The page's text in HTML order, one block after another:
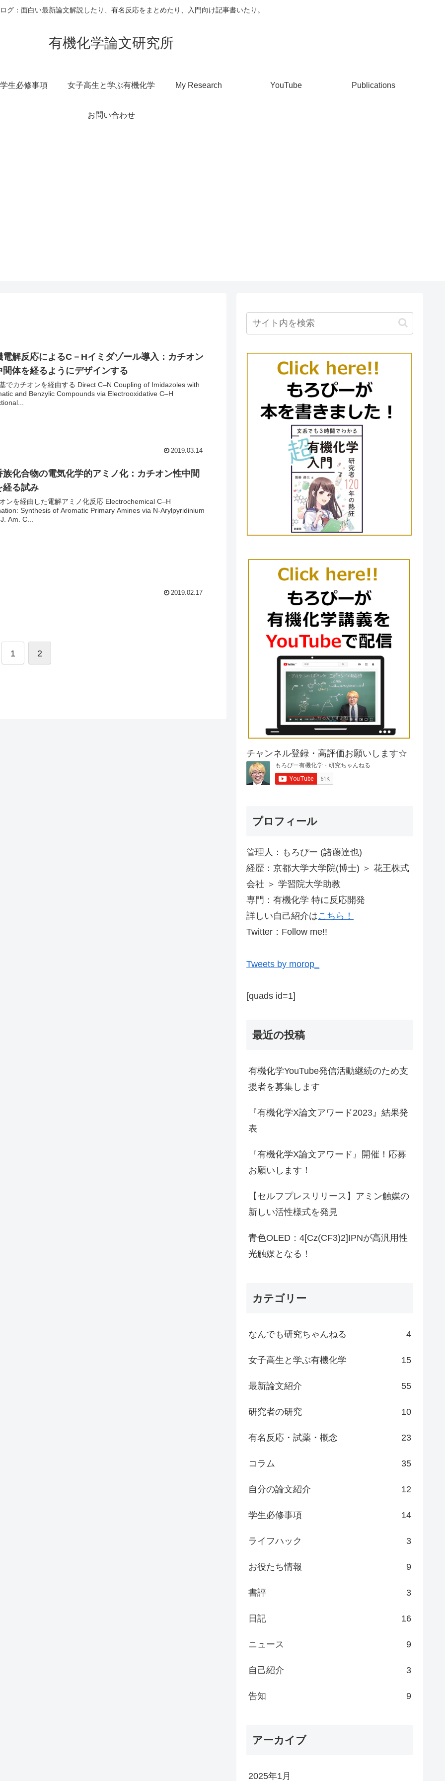
グ：面白い最新論文解説したり、有名反応をまとめたり、入門向け記事書いたり。
有機化学論文研究所
学生必修事項 女子高生と学ぶ有機化学 My Research YouTube Publications
お問い合わせ
電解反応によるC－Hイミダゾール導入：カチオン
間体を経るようにデザインする
でカチオンを経由する Direct C–N Coupling of Imidazoles with
and Benzylic Compounds via Electrooxidative C–H
2019.03.14
族化合物の電気化学的アミノ化：カチオン性中間
経る試み
ンを経由した電解アミノ化反応 Electrochemical C–H
Synthesis of Aromatic Primary Amines via N-Arylpyridinium
Am. C...
2019.02.17
1 2
チャンネル登録・高評価お願いします☆
プロフィール
管理人：もろぴー (諸藤達也)
経歴：京都大学大学院(博士) ＞ 花王株式
会社 ＞ 学習院大学助教
専門：有機化学 特に反応開発
詳しい自己紹介はこちら！
Twitter：Follow me!!
Tweets by morop_
[quads id=1]
最近の投稿
有機化学YouTube発信活動継続のため支
援者を募集します
『有機化学X論文アワード2023』結果発
表
『有機化学X論文アワード』開催！応募
お願いします！
【セルフプレスリリース】アミン触媒の
新しい活性様式を発見
青色OLED：4[Cz(CF3)2]IPNが高汎用性
光触媒となる！
カテゴリー
なんでも研究ちゃんねる 4
女子高生と学ぶ有機化学 15
最新論文紹介 55
研究者の研究 10
有名反応・試薬・概念 23
コラム 35
自分の論文紹介 12
学生必修事項 14
ライフハック 3
お役たち情報 9
書評 3
日記 16
ニュース 9
自己紹介 3
告知 9
アーカイブ
2025年1月